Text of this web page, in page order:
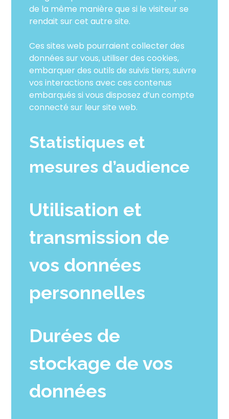
de la même manière que si le visiteur se
rendait sur cet autre site.
Ces sites web pourraient collecter des
données sur vous, utiliser des cookies,
embarquer des outils de suivis tiers, suivre
vos interactions avec ces contenus
embarqués si vous disposez d’un compte
connecté sur leur site web.
Statistiques et
mesures d’audience
Utilisation et
transmission de
vos données
personnelles
Durées de
stockage de vos
données